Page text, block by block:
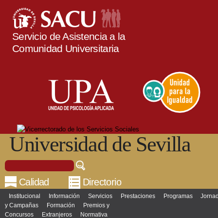
contenido
principal
Servicio de Asistencia a la
Comunidad Universitaria
Universidad de Sevilla
Formulario de búsqueda
Buscar
Calidad Directorio
Menú principal
Institucional Información Servicios Prestaciones Programas
y Campañas
Formación
Premios y
Concursos
Extranjeros Normativa